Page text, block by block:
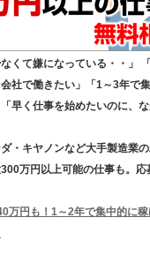
なくて嫌になっている・・」
社で働きたい」「1～3年で
早く仕事を始めたいのに、
ダ・キヤノンなど大手製造業
万円以上可能の仕事も。
万円も！1～2年で集中的に